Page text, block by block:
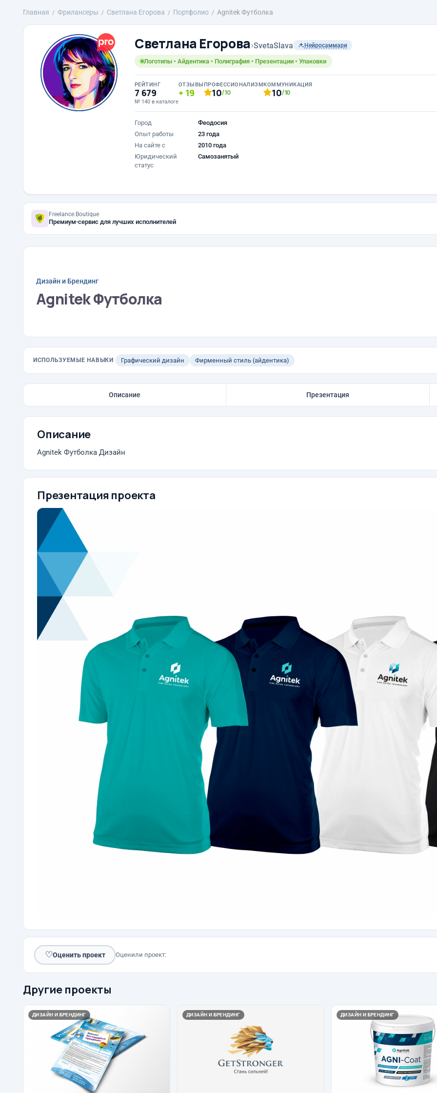
Главная Фрилансеры Светлана Егорова Портфолио Agnitek Футболка
Светлана Егорова›SvetaSlava Нейросаммари
Логотипы • Айдентика • Полиграфия • Презентации • Упаковки
РЕЙТИНГ
7 679
№ 140 в каталоге
ОТЗЫВЫ
19
ПРОФЕССИОНАЛИЗМ
10/10
КОММУНИКАЦИЯ
10/10
Город
Феодосия
Опыт работы
23 года
На сайте с
2010 года
Юридический
статус
Самозанятый
Freelance.Boutique
Премиум-сервис для лучших исполнителей
Дизайн и Брендинг
Agnitek Футболка
ИСПОЛЬЗУЕМЫЕ НАВЫКИ Графический дизайн Фирменный стиль (айдентика)
Описание Презентация
Описание
Agnitek Футболка Дизайн
Презентация проекта
♡Оценить проект Оценили проект:
Другие проекты
ДИЗАЙН И БРЕНДИНГ ДИЗАЙН И БРЕНДИНГ ДИЗАЙН И БРЕНДИНГ